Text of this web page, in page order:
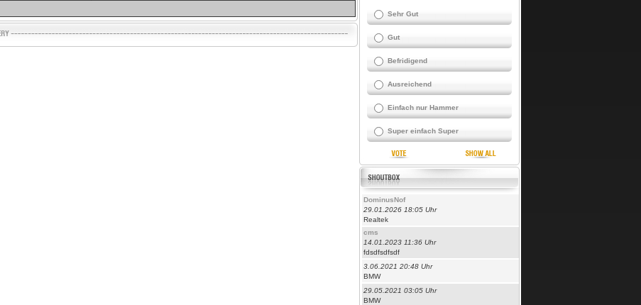
Sehr Gut
Gut
Befridigend
Ausreichend
Einfach nur Hammer
Super einfach Super
DominusNof
29.01.2026 18:05 Uhr
Realtek
cms
14.01.2023 11:36 Uhr
fdsdfsdfsdf
3.06.2021 20:48 Uhr
BMW
29.05.2021 03:05 Uhr
BMW